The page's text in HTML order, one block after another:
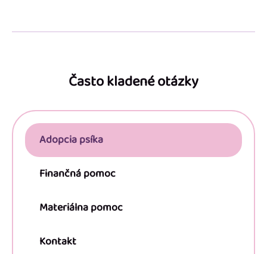
Často kladené otázky
Adopcia psíka
Finančná pomoc
Materiálna pomoc
Kontakt